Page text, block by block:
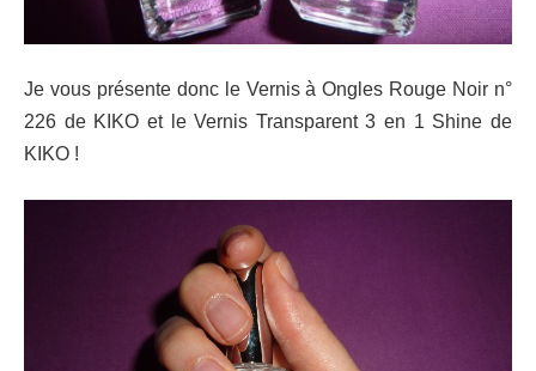
Je vous présente donc le Vernis à Ongles Rouge Noir n°
226 de KIKO et le Vernis Transparent 3 en 1 Shine de
KIKO !